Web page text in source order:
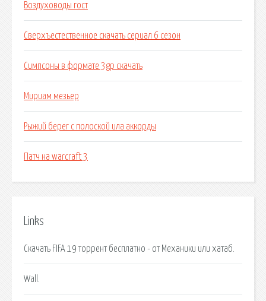
Воздуховоды гост
Сверхъестественное скачать сериал 6 сезон
Симпсоны в формате 3gp скачать
Мириам мезьер
Рыжий берег с полоской ила аккорды
Патч на warcraft 3
Links
Скачать FIFA 19 торрент бесплатно - от Механики или хатаб.
Wall.